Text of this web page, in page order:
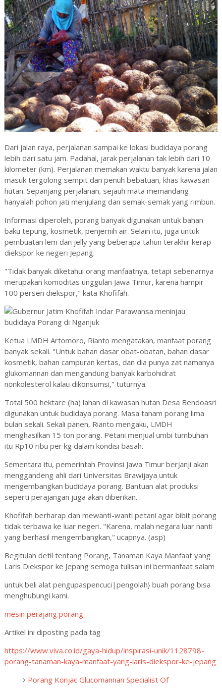
Dari jalan raya, perjalanan sampai ke lokasi budidaya porang
lebih dari satu jam. Padahal, jarak perjalanan tak lebih dari 10
kilometer (km). Perjalanan memakan waktu banyak karena jalan
masuk tergolong sempit dan penuh bebatuan, khas kawasan
hutan. Sepanjang perjalanan, sejauh mata memandang
hanyalah pohon jati menjulang dan semak-semak yang rimbun.
Informasi diperoleh, porang banyak digunakan untuk bahan
baku tepung, kosmetik, penjernih air. Selain itu, juga untuk
pembuatan lem dan jelly yang beberapa tahun terakhir kerap
diekspor ke negeri Jepang.
"Tidak banyak diketahui orang manfaatnya, tetapi sebenarnya
merupakan komoditas unggulan Jawa Timur, karena hampir
100 persen diekspor," kata Khofifah.
Ketua LMDH Artomoro, Rianto mengatakan, manfaat porang
banyak sekali. "Untuk bahan dasar obat-obatan, bahan dasar
kosmetik, bahan campuran kertas, dan dia punya zat namanya
glukomannan dan mengandung banyak karbohidrat
nonkolesterol kalau dikonsumsi," tuturnya.
Total 500 hektare (ha) lahan di kawasan hutan Desa Bendoasri
digunakan untuk budidaya porang. Masa tanam porang lima
bulan sekali. Sekali panen, Rianto mengaku, LMDH
menghasilkan 15 ton porang. Petani menjual umbi tumbuhan
itu Rp10 ribu per kg dalam kondisi basah.
Sementara itu, pemerintah Provinsi Jawa Timur berjanji akan
menggandeng ahli dari Universitas Brawijaya untuk
mengembangkan budidaya porang. Bantuan alat produksi
seperti perajangan juga akan diberikan.
Khofifah berharap dan mewanti-wanti petani agar bibit porang
tidak terbawa ke luar negeri. "Karena, malah negara luar nanti
yang berhasil mengembangkan," ucapnya. (asp)
Begitulah detil tentang Porang, Tanaman Kaya Manfaat yang
Laris Diekspor ke Jepang semoga tulisan ini bermanfaat salam
untuk beli alat pengupaspencuci|pengolah} buah porang bisa
menghubungi kami.
mesin perajang porang
Artikel ini diposting pada tag
https://www.viva.co.id/gaya-hidup/inspirasi-unik/1128798-
porang-tanaman-kaya-manfaat-yang-laris-diekspor-ke-jepang
Porang Konjac Glucomannan Specialist Of